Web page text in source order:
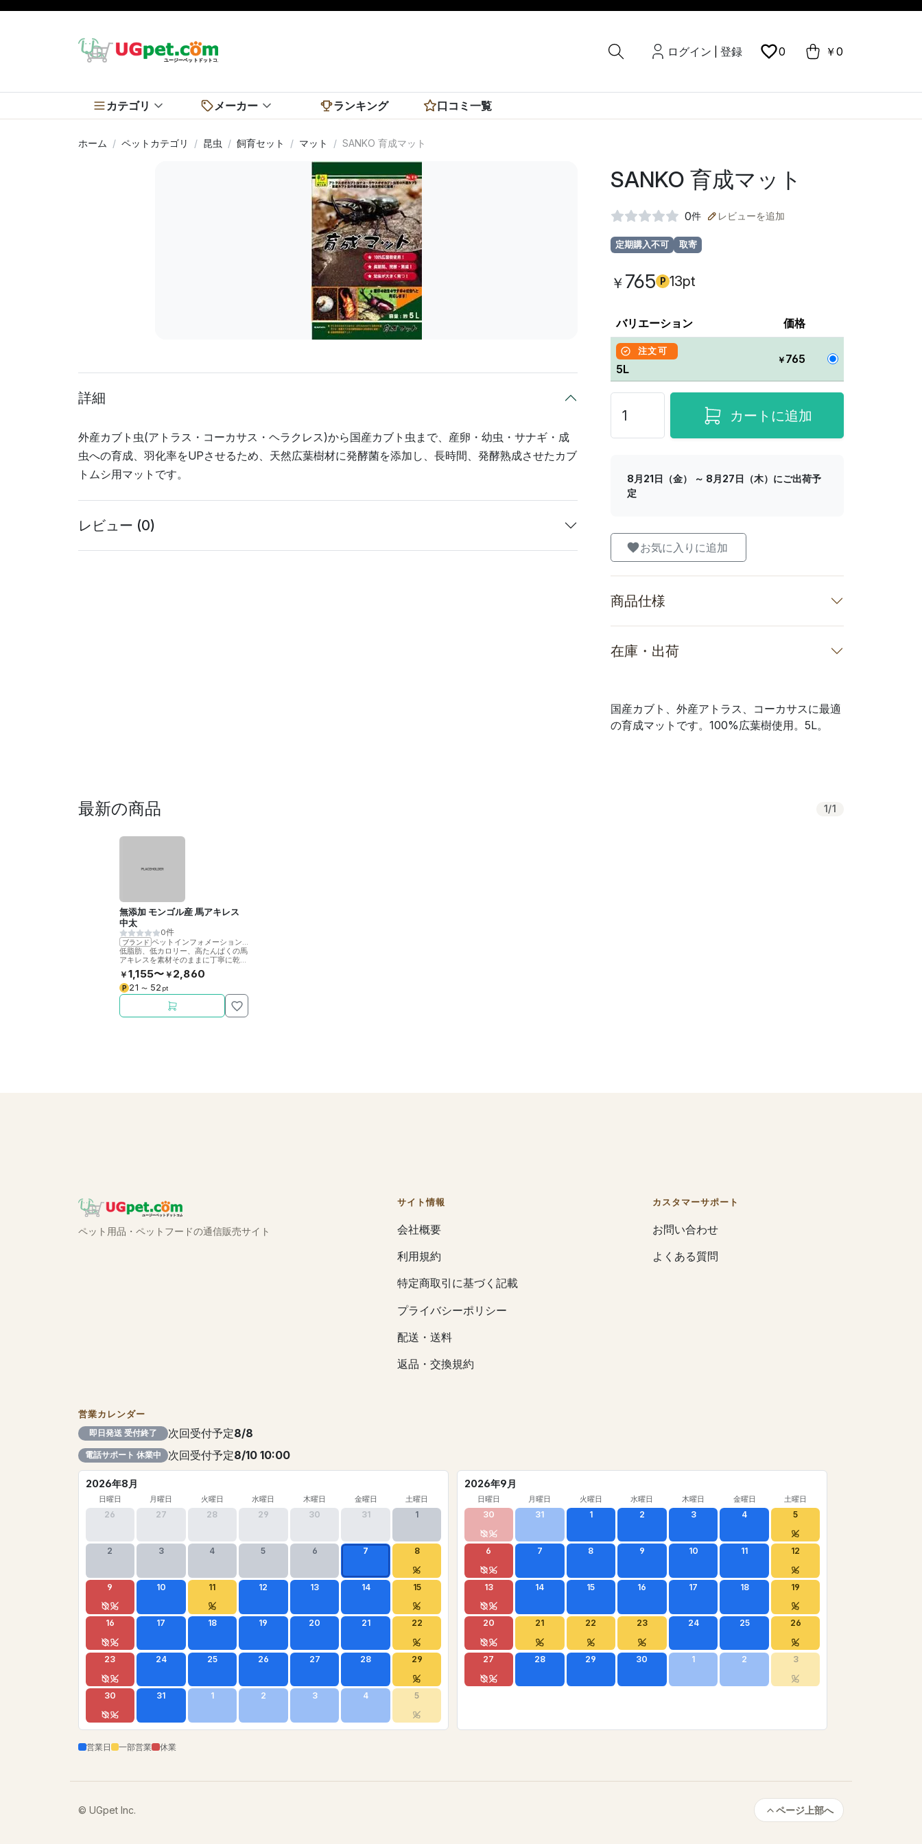
ログイン 登録 0 ￥0
カテゴリ メーカー ランキング 口コミ一覧
ホーム ペットカテゴリ 昆虫 飼育セット マット SANKO 育成マット
SANKO 育成マット
0件 レビューを追加
定期購入不可 取寄
￥ 765 P 13pt
バリエーション 価格
注文可
5L
￥ 765
カートに追加
8月21日（金） ～ 8月27日（木）にご出荷予
定
お気に入りに追加
商品仕様
在庫・出荷
国産カブト、外産アトラス、コーカサスに最適
の育成マットです。100%広葉樹使用。5L。
詳細
外産カブト虫(アトラス・コーカサス・ヘラクレス)から国産カブト虫まで、産卵・幼虫・サナギ・成
虫への育成、羽化率をUPさせるため、天然広葉樹材に発酵菌を添加し、長時間、発酵熟成させたカブ
トムシ用マットです。
レビュー (0)
最新の商品 1/1
無添加 モンゴル産 馬アキレス
中太
0件
ブランド
ペットインフォメーションラック
低脂肪、低カロリー、高たんぱくの馬
アキレスを素材そのままに丁寧に乾燥
させました。噛むことで歯の健康をサ
ポート。
￥ 1,155〜 ￥ 2,860
P 21 〜 52 pt
ペット用品・ペットフードの通信販売サイト
サイト情報
会社概要
利用規約
特定商取引に基づく記載
プライバシーポリシー
配送・送料
返品・交換規約
カスタマーサポート
お問い合わせ
よくある質問
営業カレンダー
即日発送 受付終了 次回受付予定8/8
電話サポート 休業中 次回受付予定8/10 10:00
2026年8月
日曜日 月曜日 火曜日 水曜日 木曜日 金曜日 土曜日
26 27 28 29 30 31 1
2 3 4 5 6 7 8
9 10 11 12 13 14 15
16 17 18 19 20 21 22
23 24 25 26 27 28 29
30 31 1 2 3 4 5
2026年9月
日曜日 月曜日 火曜日 水曜日 木曜日 金曜日 土曜日
30 31 1 2 3 4 5
6 7 8 9 10 11 12
13 14 15 16 17 18 19
20 21 22 23 24 25 26
27 28 29 30 1 2 3
営業日 一部営業 休業
© UGpet Inc. ページ上部へ